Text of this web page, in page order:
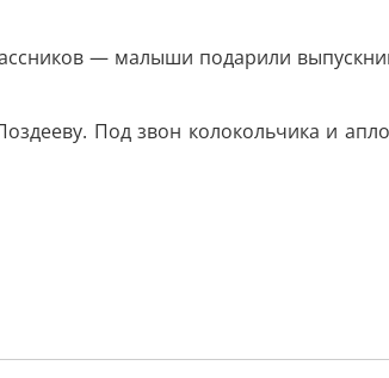
— малыши подарили
Под звон колокольчика и